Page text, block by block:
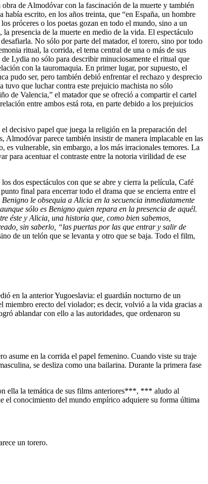
de Almodóvar con la fascinación de la muerte y también
escrito, en los años treinta, que “en España, un hombre
próceres o los poetas gozan en todo el mundo, sino a un
presencia de la muerte en medio de la vida. El espectáculo
No sólo por parte del matador, el torero, sino por todo
ritual, la corrida, el tema central de una o más de sus
Lydia no sólo para describir minuciosamente el ritual que
con la tauromaquia. En primer lugar, por supuesto, el
pudo ser, pero también debió enfrentar el rechazo y desprecio
tuvo que luchar contra este prejuicio machista no sólo
de Valencia,” el matador que se ofreció a compartir el cartel
entre ambos está rota, en parte debido a los prejuicios
decisivo papel que juega la religión en la preparación del
Almodóvar parece también insistir de manera implacable en las
es vulnerable, sin embargo, a los más irracionales temores. La
para acentuar el contraste entre la notoria virilidad de ese
dos espectáculos con que se abre y cierra la película, Café
final para encerrar todo el drama que se encierra entre el
le obsequia a Alicia en la secuencia inmediatamente
sólo es Benigno quien repara en la presencia de aquél.
éste y Alicia, una historia que, como bien sabemos,
sin saberlo, “las puertas por las que entrar y salir de
de un telón que se levanta y otro que se baja. Todo el film,
en la anterior Yugoeslavia: el guardián nocturno de un
miembro erecto del violador; es decir, volvió a la vida gracias a
ablandar con ello a las autoridades, que ordenaron su
asume en la corrida el papel femenino. Cuando viste su traje
se desliza como una bailarina. Durante la primera fase
ella la temática de sus films anteriores***, *** aludo al
conocimiento del mundo empírico adquiere su forma última
un torero.